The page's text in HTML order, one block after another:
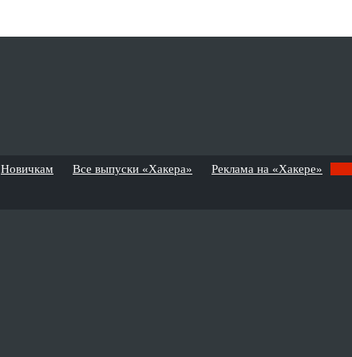
Новичкам Все выпуски «Хакера» Реклама на «Хакере»